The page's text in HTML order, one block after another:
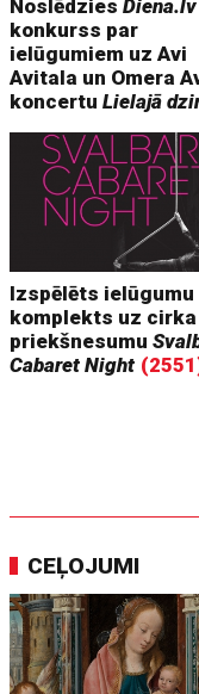
NoslēdziesDiena.lv
konkurss par
ielūgumiem uz Avi
Avitala un Omera
koncertuLielajā
Izspēlēts ielūgumu
komplekts uz cirka
priekšnesumu
Cabaret Night
CEĻOJUMI